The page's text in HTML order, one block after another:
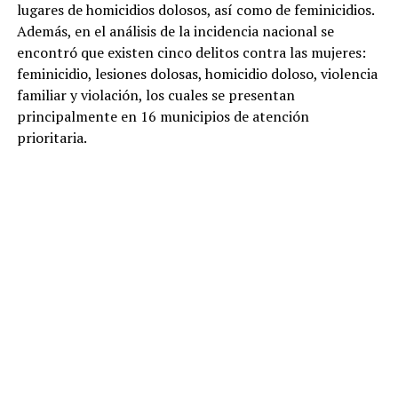
lugares de homicidios dolosos, así como de feminicidios.
Además, en el análisis de la incidencia nacional se
encontró que existen cinco delitos contra las mujeres:
feminicidio, lesiones dolosas, homicidio doloso, violencia
familiar y violación, los cuales se presentan
principalmente en 16 municipios de atención
prioritaria.